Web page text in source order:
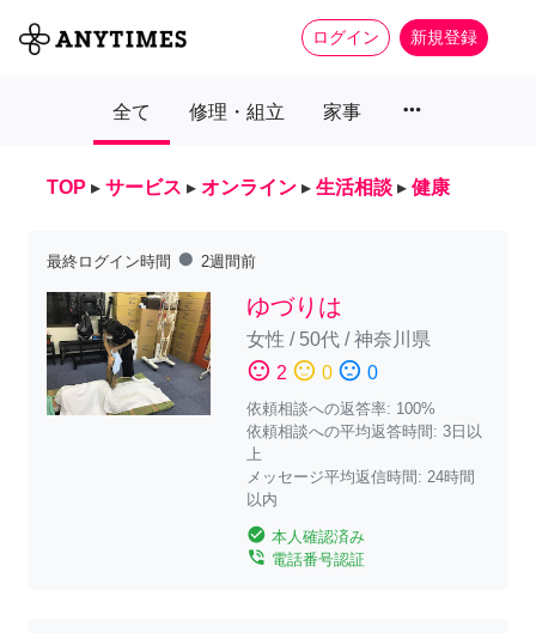
ログイン 新規登録
全て 修理・組立 家事 more_horiz
TOP ▸ サービス ▸ オンライン ▸ 生活相談 ▸ 健康
最終ログイン時間 fiber_manual_record 2週間前
ゆづりは
女性 / 50代/神奈川県
sentiment_satisfied 2 sentiment_neutral 0 sentiment_dissatisfied 0
依頼相談への返答率: 100%
依頼相談への平均返答時間: 3日以
上
メッセージ平均返信時間: 24時間
以内
check_circle 本人確認済み
phone_in_talk 電話番号認証